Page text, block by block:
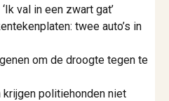
val in een zwart gat’
twee auto’s in
om de droogte tegen te
politiehonden niet